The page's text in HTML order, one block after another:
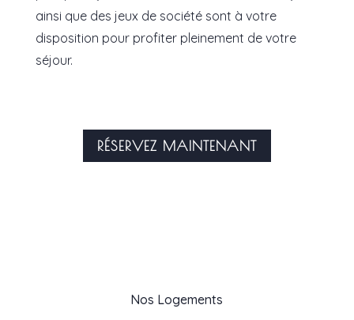
ainsi que des jeux de société sont à votre
disposition pour profiter pleinement de votre
séjour.
RÉSERVEZ MAINTENANT
Nos Logements